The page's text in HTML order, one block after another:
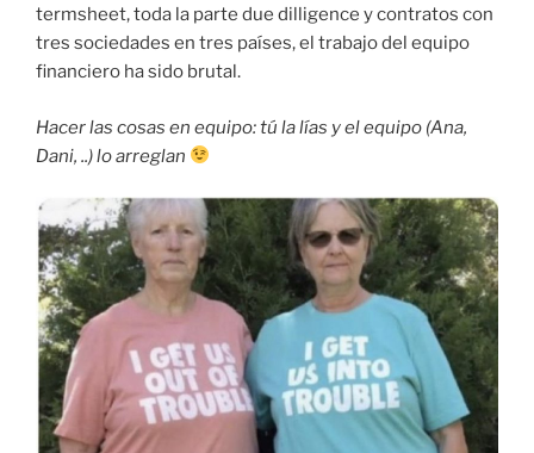
termsheet, toda la parte due dilligence y contratos con
tres sociedades en tres países, el trabajo del equipo
financiero ha sido brutal.
Hacer las cosas en equipo: tú la lías y el equipo (Ana,
Dani, ..) lo arreglan